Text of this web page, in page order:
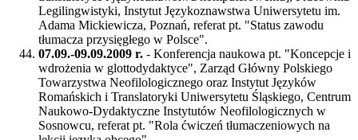
Legilingwistyki, Instytut Językoznawstwa Uniwersytetu im.
Adama Mickiewicza, Poznań, referat pt. "Status zawodu
tłumacza przysięgłego w Polsce".
07.09.-09.09.2009 r. - Konferencja naukowa pt. "Koncepcje i
wdrożenia w glottodydaktyce", Zarząd Główny Polskiego
Towarzystwa Neofilologicznego oraz Instytut Języków
Romańskich i Translatoryki Uniwersytetu Śląskiego, Centrum
Naukowo-Dydaktyczne Instytutów Neofilologicznych w
Sosnowcu, referat pt. "Rola ćwiczeń tłumaczeniowych na